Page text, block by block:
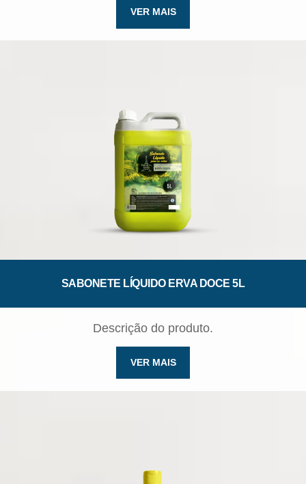
VER MAIS
SABONETE LÍQUIDO ERVA DOCE 5L
Descrição do produto.
VER MAIS